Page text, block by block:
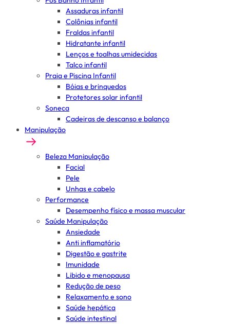
Assaduras infantil
Colônias infantil
Fraldas infantil
Hidratante infantil
Lenços e toalhas umidecidas
Talco infantil
Praia e Piscina Infantil
Bóias e brinquedos
Protetores solar infantil
Soneca
Cadeiras de descanso e balanço
Manipulação
Beleza Manipulação
Facial
Pele
Unhas e cabelo
Performance
Desempenho físico e massa muscular
Saúde Manipulação
Ansiedade
Anti inflamatório
Digestão e gastrite
Imunidade
Libido e menopausa
Redução de peso
Relaxamento e sono
Saúde hepática
Saúde intestinal